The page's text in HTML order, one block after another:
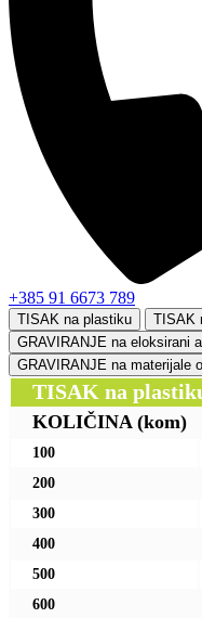
+385 91 6673 789
TISAK na plastiku
TISAK
GRAVIRANJE na eloksirani
GRAVIRANJE na materijale
TISAK na
KOLIČINA (kom)
100
200
300
400
500
600